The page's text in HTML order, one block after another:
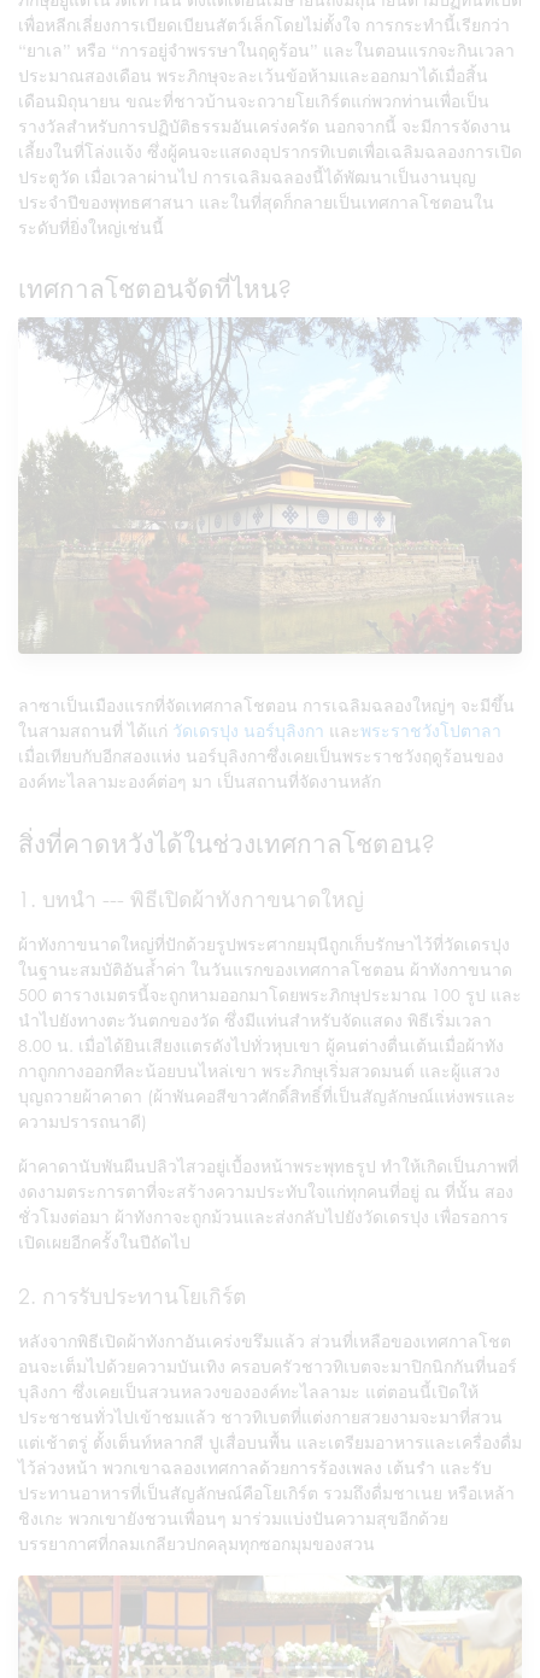
เพื่อหลีกเลี่ยงการเบียดเบียนสัตว์เล็กโดยไม่ตั้งใจ การกระทำนี้เรียกว่า
“ยาเล” หรือ “การอยู่จำพรรษาในฤดูร้อน” และในตอนแรกจะกินเวลา
ประมาณสองเดือน พระภิกษุจะละเว้นข้อห้ามและออกมาได้เมื่อสิ้น
เดือนมิถุนายน ขณะที่ชาวบ้านจะถวายโยเกิร์ตแก่พวกท่านเพื่อเป็น
รางวัลสำหรับการปฏิบัติธรรมอันเคร่งครัด นอกจากนี้ จะมีการจัดงาน
เลี้ยงในที่โล่งแจ้ง ซึ่งผู้คนจะแสดงอุปรากรทิเบตเพื่อเฉลิมฉลองการเปิด
ประตูวัด เมื่อเวลาผ่านไป การเฉลิมฉลองนี้ได้พัฒนาเป็นงานบุญ
ประจำปีของพุทธศาสนา และในที่สุดก็กลายเป็นเทศกาลโชตอนใน
ระดับที่ยิ่งใหญ่เช่นนี้
เทศกาลโชตอนจัดที่ไหน?
ลาซาเป็นเมืองแรกที่จัดเทศกาลโชตอน การเฉลิมฉลองใหญ่ๆ จะมีขึ้น
ในสามสถานที่ ได้แก่ วัดเดรปุง นอร์บุลิงกา และพระราชวังโปตาลา
เมื่อเทียบกับอีกสองแห่ง นอร์บุลิงกาซึ่งเคยเป็นพระราชวังฤดูร้อนของ
องค์ทะไลลามะองค์ต่อๆ มา เป็นสถานที่จัดงานหลัก
สิ่งที่คาดหวังได้ในช่วงเทศกาลโชตอน?
1. บทนำ --- พิธีเปิดผ้าทังกาขนาดใหญ่
ผ้าทังกาขนาดใหญ่ที่ปักด้วยรูปพระศากยมุนีถูกเก็บรักษาไว้ที่วัดเดรปุง
ในฐานะสมบัติอันล้ำค่า ในวันแรกของเทศกาลโชตอน ผ้าทังกาขนาด
500 ตารางเมตรนี้จะถูกหามออกมาโดยพระภิกษุประมาณ 100 รูป และ
นำไปยังทางตะวันตกของวัด ซึ่งมีแท่นสำหรับจัดแสดง พิธีเริ่มเวลา
8.00 น. เมื่อได้ยินเสียงแตรดังไปทั่วหุบเขา ผู้คนต่างตื่นเต้นเมื่อผ้าทัง
กาถูกกางออกทีละน้อยบนไหล่เขา พระภิกษุเริ่มสวดมนต์ และผู้แสวง
บุญถวายผ้าคาดา (ผ้าพันคอสีขาวศักดิ์สิทธิ์ที่เป็นสัญลักษณ์แห่งพรและ
ความปรารถนาดี)
ผ้าคาดานับพันผืนปลิวไสวอยู่เบื้องหน้าพระพุทธรูป ทำให้เกิดเป็นภาพที่
งดงามตระการตาที่จะสร้างความประทับใจแก่ทุกคนที่อยู่ ณ ที่นั้น สอง
ชั่วโมงต่อมา ผ้าทังกาจะถูกม้วนและส่งกลับไปยังวัดเดรปุง เพื่อรอการ
เปิดเผยอีกครั้งในปีถัดไป
2. การรับประทานโยเกิร์ต
หลังจากพิธีเปิดผ้าทังกาอันเคร่งขรึมแล้ว ส่วนที่เหลือของเทศกาลโชต
อนจะเต็มไปด้วยความบันเทิง ครอบครัวชาวทิเบตจะมาปิกนิกกันที่นอร์
บุลิงกา ซึ่งเคยเป็นสวนหลวงขององค์ทะไลลามะ แต่ตอนนี้เปิดให้
ประชาชนทั่วไปเข้าชมแล้ว ชาวทิเบตที่แต่งกายสวยงามจะมาที่สวน
แต่เช้าตรู่ ตั้งเต็นท์หลากสี ปูเสื่อบนพื้น และเตรียมอาหารและเครื่องดื่ม
ไว้ล่วงหน้า พวกเขาฉลองเทศกาลด้วยการร้องเพลง เต้นรำ และรับ
ประทานอาหารที่เป็นสัญลักษณ์คือโยเกิร์ต รวมถึงดื่มชาเนย หรือเหล้า
ชิงเกะ พวกเขายังชวนเพื่อนๆ มาร่วมแบ่งปันความสุขอีกด้วย
บรรยากาศที่กลมเกลียวปกคลุมทุกซอกมุมของสวน